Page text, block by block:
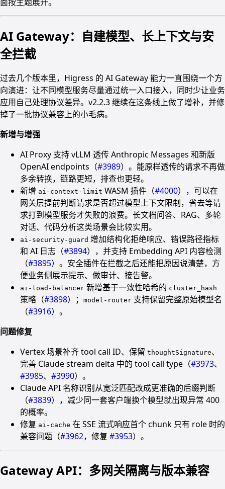
AI Gateway：自建模型、长上下文与安
全拦截
过去几个版本里，Higress 的 AI Gateway 能力一直围绕一个方
向演进：让不同模型服务尽量通过统一入口接入，同时少让业务
应用自己处理协议差异。v2.2.3 继续在这条线上做了增补，并修
掉了一批协议兼容上的小毛病。
新增与增强
AI Proxy 支持 vLLM 透传 Anthropic Messages 和新版
OpenAI endpoints（#3989）。能原样透传的请求不再做
多余转换，链路更短，排查也更轻。
新增 ai-context-limit WASM 插件（#4000），可以在
网关层提前判断请求是否超过模型上下文限制，省去等请
求打到模型服务才失败的浪费。长文档问答、RAG、多轮
对话、代码分析这类场景会比较实用。
ai-security-guard 增加结构化拒绝响应、错误路径指标
和 AI 日志（#3894），并支持 Embedding API 内容检测
（#3895）。安全插件在拦截之后还能把原因说清楚，方
便业务侧展示提示、做审计、接告警。
ai-load-balancer 新增基于一致性哈希的 cluster_hash
策略（#3898）； model-router 支持保留完整原始模型名
（#3916）。
问题修复
Vertex 场景补齐 tool call ID、保留 thoughtSignature、
完善 Claude stream delta 中的 tool call type（#3973、
#3985、 #3990）。
Claude API 名称识别从宽泛匹配改成更准确的后缀判断
（#3839），减少同一套客户端换个模型就出现异常 400
的概率。
修复 ai-cache 在 SSE 流式响应首个 chunk 只有 role 时的
兼容问题（#3962，修复 #3953）。
Gateway API：多网关隔离与版本兼容